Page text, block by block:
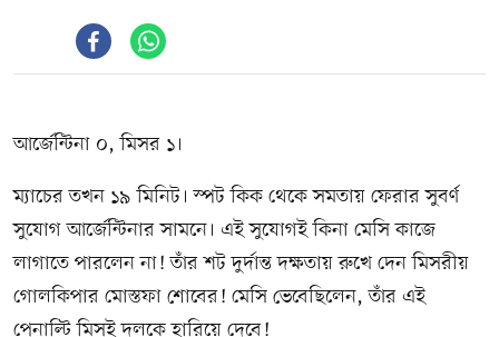
আর্জেন্টিনা ০, মিসর ১।
ম্যাচের তখন ১৯ মিনিট। স্পট কিক থেকে সমতায় ফেরার সুবর্ণ
সুযোগ আর্জেন্টিনার সামনে। এই সুযোগই কিনা মেসি কাজে
লাগাতে পারলেন না! তাঁর শট দুর্দান্ত দক্ষতায় রুখে দেন মিসরীয়
গোলকিপার মোস্তফা শোবের! মেসি ভেবেছিলেন, তাঁর এই
পেনাল্টি মিসই দলকে হারিয়ে দেবে!